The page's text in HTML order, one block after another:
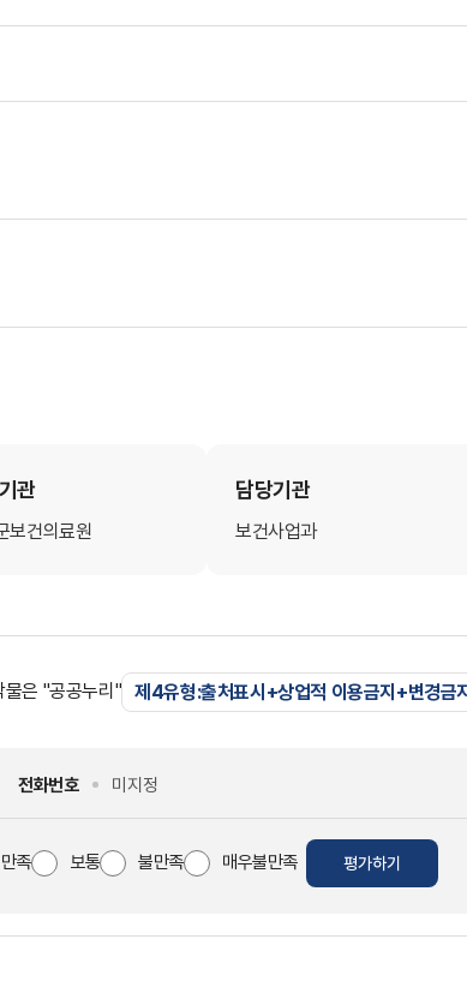
관
보건의료원
담당기관
보건사업과
물은 "공공누리" 제4유형:출처표시+상업적 이용금지+변경금지
전화번호 미지정
만족 보통 불만족 매우불만족 평가하기